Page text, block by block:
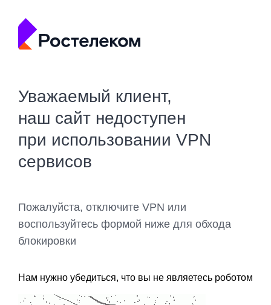
Уважаемый клиент,
наш сайт недоступен
при использовании VPN
сервисов
Пожалуйста, отключите VPN или
воспользуйтесь формой ниже для обхода
блокировки
Нам нужно убедиться, что вы не являетесь роботом